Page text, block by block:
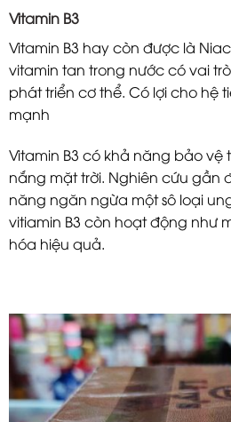
Vitamin B3
Vitamin B3 hay còn được là
vitamin tan trong nước có vai
phát triển cơ thể. Có lợi cho hệ
mạnh
Vitamin B3 có khả năng bảo
nắng mặt trời. Nghiên cứu gần
năng ngăn ngừa một sô loại
vitiamin B3 còn hoạt động như
hóa hiệu quả.